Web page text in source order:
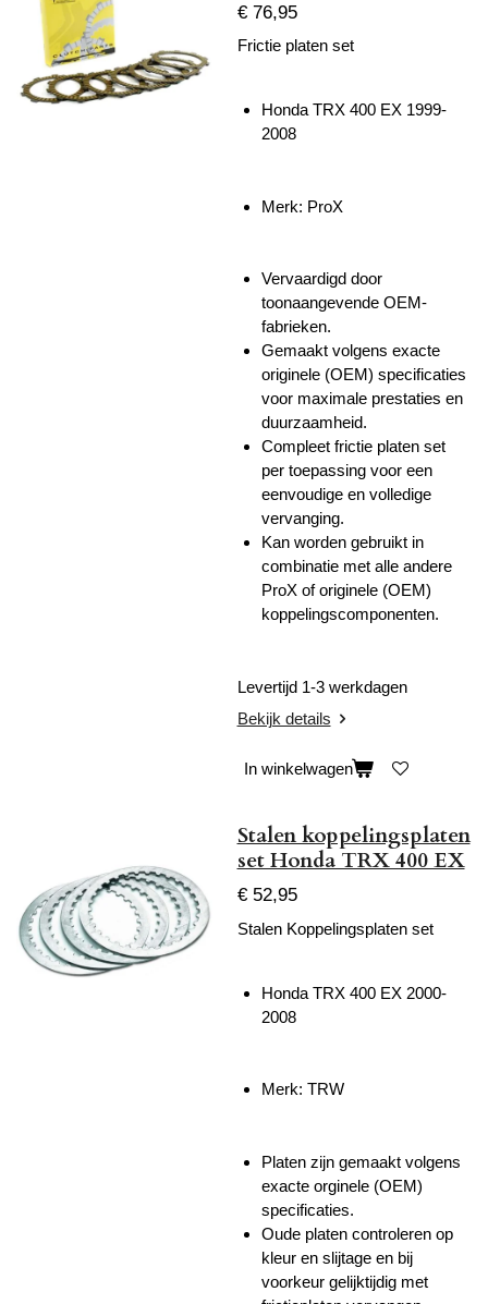
€ 76,95
Frictie platen set
Honda TRX 400 EX 1999-
2008
Merk: ProX
Vervaardigd door
toonaangevende OEM-
fabrieken.
Gemaakt volgens exacte
originele (OEM) specificaties
voor maximale prestaties en
duurzaamheid.
Compleet frictie platen set
per toepassing voor een
eenvoudige en volledige
vervanging.
Kan worden gebruikt in
combinatie met alle andere
ProX of originele (OEM)
koppelingscomponenten.
Levertijd 1-3 werkdagen
Bekijk details
In winkelwagen
Stalen koppelingsplaten
set Honda TRX 400 EX
€ 52,95
Stalen Koppelingsplaten set
Honda TRX 400 EX 2000-
2008
Merk: TRW
Platen zijn gemaakt volgens
exacte orginele (OEM)
specificaties.
Oude platen controleren op
kleur en slijtage en bij
voorkeur gelijktijdig met